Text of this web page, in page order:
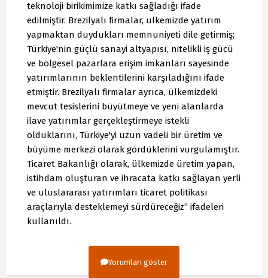
teknoloji birikimimize katkı sağladığı ifade
edilmiştir. Brezilyalı firmalar, ülkemizde yatırım
yapmaktan duydukları memnuniyeti dile getirmiş;
Türkiye'nin güçlü sanayi altyapısı, nitelikli iş gücü
ve bölgesel pazarlara erişim imkanları sayesinde
yatırımlarının beklentilerini karşıladığını ifade
etmiştir. Brezilyalı firmalar ayrıca, ülkemizdeki
mevcut tesislerini büyütmeye ve yeni alanlarda
ilave yatırımlar gerçekleştirmeye istekli
olduklarını, Türkiye'yi uzun vadeli bir üretim ve
büyüme merkezi olarak gördüklerini vurgulamıştır.
Ticaret Bakanlığı olarak, ülkemizde üretim yapan,
istihdam oluşturan ve ihracata katkı sağlayan yerli
ve uluslararası yatırımları ticaret politikası
araçlarıyla desteklemeyi sürdüreceğiz” ifadeleri
kullanıldı.
Yorumları göster